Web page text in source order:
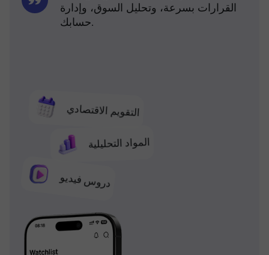
التقويم الاقتصادي
المواد التحليلية
دروس فيديو
القرارات بسرعة، وتحليل السوق، وإدارة
حسابك.